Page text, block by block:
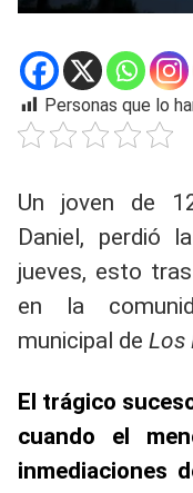
Personas que lo
Un joven de
Daniel, perdió
jueves, esto
en la
municipal de Los
El trágico
cuando el
inmediaciones